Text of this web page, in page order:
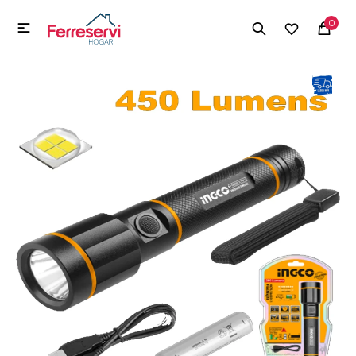
0

MI CUENTA
Herramientas y Construcción
Tecnología
Deportes